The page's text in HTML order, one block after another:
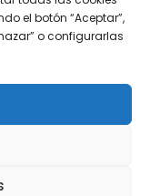
el botón “Aceptar”,
o configurarlas
de
de 50 años al